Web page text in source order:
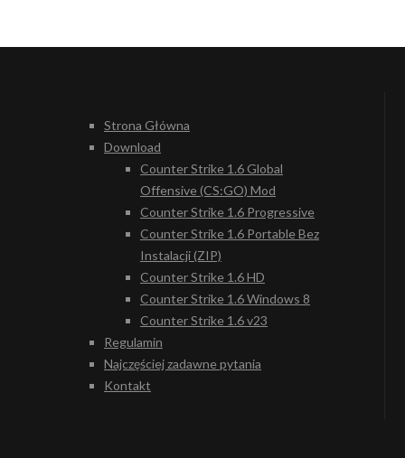
Strona Główna
Download
Counter Strike 1.6 Global
Offensive (CS:GO) Mod
Counter Strike 1.6 Progressive
Counter Strike 1.6 Portable Bez
Instalacji (ZIP)
Counter Strike 1.6 HD
Counter Strike 1.6 Windows 8
Counter Strike 1.6 v23
Regulamin
Najczęściej zadawne pytania
Kontakt